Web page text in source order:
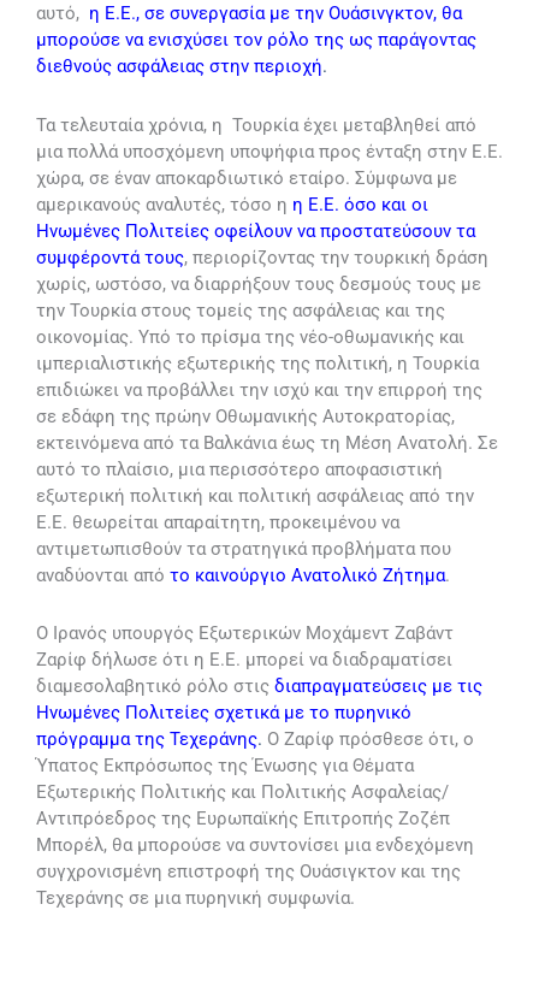
αυτό, η Ε.Ε., σε συνεργασία με την Ουάσινγκτον, θα
μπορούσε να ενισχύσει τον ρόλο της ως παράγοντας
διεθνούς ασφάλειας στην περιοχή.
Τα τελευταία χρόνια, η Τουρκία έχει μεταβληθεί από
μια πολλά υποσχόμενη υποψήφια προς ένταξη στην Ε.Ε.
χώρα, σε έναν αποκαρδιωτικό εταίρο. Σύμφωνα με
αμερικανούς αναλυτές, τόσο η η Ε.Ε. όσο και οι
Ηνωμένες Πολιτείες οφείλουν να προστατεύσουν τα
συμφέροντά τους, περιορίζοντας την τουρκική δράση
χωρίς, ωστόσο, να διαρρήξουν τους δεσμούς τους με
την Τουρκία στους τομείς της ασφάλειας και της
οικονομίας. Υπό το πρίσμα της νέο-οθωμανικής και
ιμπεριαλιστικής εξωτερικής της πολιτική, η Τουρκία
επιδιώκει να προβάλλει την ισχύ και την επιρροή της
σε εδάφη της πρώην Οθωμανικής Αυτοκρατορίας,
εκτεινόμενα από τα Βαλκάνια έως τη Μέση Ανατολή. Σε
αυτό το πλαίσιο, μια περισσότερο αποφασιστική
εξωτερική πολιτική και πολιτική ασφάλειας από την
Ε.Ε. θεωρείται απαραίτητη, προκειμένου να
αντιμετωπισθούν τα στρατηγικά προβλήματα που
αναδύονται από το καινούργιο Ανατολικό Ζήτημα.
Ο Ιρανός υπουργός Εξωτερικών Μοχάμεντ Ζαβάντ
Ζαρίφ δήλωσε ότι η Ε.Ε. μπορεί να διαδραματίσει
διαμεσολαβητικό ρόλο στις διαπραγματεύσεις με τις
Ηνωμένες Πολιτείες σχετικά με το πυρηνικό
πρόγραμμα της Τεχεράνης. Ο Ζαρίφ πρόσθεσε ότι, ο
Ύπατος Εκπρόσωπος της Ένωσης για Θέματα
Εξωτερικής Πολιτικής και Πολιτικής Ασφαλείας/
Αντιπρόεδρος της Ευρωπαϊκής Επιτροπής Ζοζέπ
Μπορέλ, θα μπορούσε να συντονίσει μια ενδεχόμενη
συγχρονισμένη επιστροφή της Ουάσιγκτον και της
Τεχεράνης σε μια πυρηνική συμφωνία.